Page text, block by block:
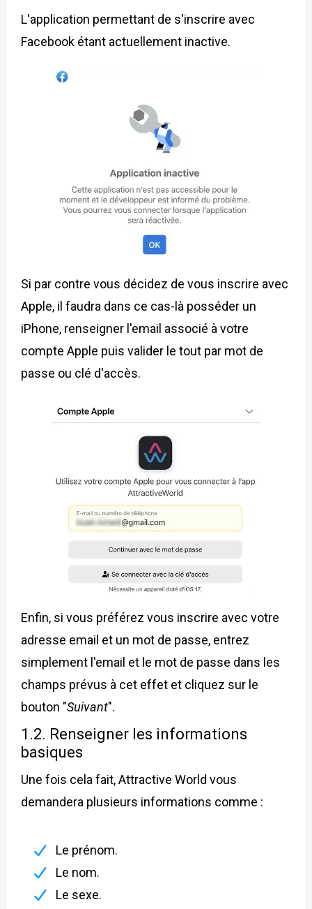
L'application permettant de s'inscrire avec
Facebook étant actuellement inactive.
Si par contre vous décidez de vous inscrire avec
Apple, il faudra dans ce cas-là posséder un
iPhone, renseigner l'email associé à votre
compte Apple puis valider le tout par mot de
passe ou clé d'accès.
Enfin, si vous préférez vous inscrire avec votre
adresse email et un mot de passe, entrez
simplement l'email et le mot de passe dans les
champs prévus à cet effet et cliquez sur le
bouton "Suivant".
1.2. Renseigner les informations
basiques
Une fois cela fait, Attractive World vous
demandera plusieurs informations comme :
Le prénom.
Le nom.
Le sexe.